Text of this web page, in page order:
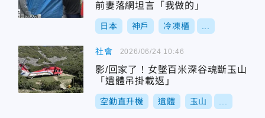
前妻落網坦言「我做的」
日本 神戶 冷凍櫃
社會
影/回家了！女墜百米深谷魂斷玉山
「遺體吊掛載返」
空勤直升機 遺體 玉山
2026/06/24 10:46